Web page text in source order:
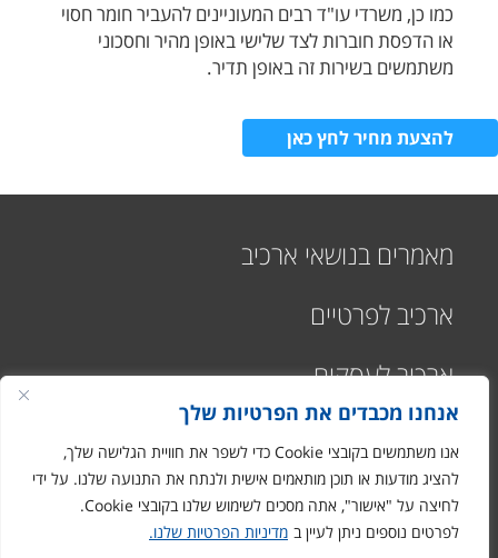
אנחנו מכבדים את הפרטיות שלך
אנו משתמשים בקובצי Cookie כדי לשפר את חוויית הגלישה שלך,
להציג מודעות או תוכן מותאמים אישית ולנתח את התנועה שלנו. על ידי
לחיצה על "אישור", אתה מסכים לשימוש שלנו בקובצי Cookie.
לפרטים נוספים ניתן לעיין ב מדיניות הפרטיות שלנו.
כמו כן, משרדי עו"ד רבים המעוניינים להעביר חומר חסוי
או הדפסת חוברות לצד שלישי באופן מהיר וחסכוני
משתמשים בשירות זה באופן תדיר.
להצעת מחיר לחץ כאן
מאמרים בנושאי ארכיב
ארכיב לפרטיים
ארכיב לעסקים
רח' התעשיה 1
מבוא חורון